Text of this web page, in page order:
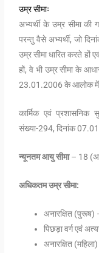
उम्र सीमाः
अभ्यर्थी के उम्र सीमा
परन्तु वैसे अभ्यर्थी, जो
उम्र सीमा धारित करते हों
हों, वे भी उम्र सीमा के
23.01.2006 के आलोक में
कार्मिक एवं प्रशासनिक
संख्या-294, दिनांक
न्यूनतम आयु सीमा– 18
अधिकतम उम्र सीमा:
अनारक्षित (पुरूष)
पिछड़ा वर्ग एवं
अनारक्षित